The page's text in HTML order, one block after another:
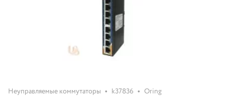
Неуправляемые коммутаторы • k37836 • Oring